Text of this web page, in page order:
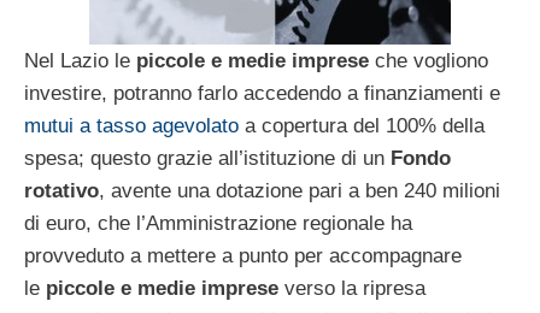
Nel Lazio le piccole e medie imprese che vogliono
investire, potranno farlo accedendo a finanziamenti e
mutui a tasso agevolato a copertura del 100% della
spesa; questo grazie all’istituzione di un Fondo
rotativo, avente una dotazione pari a ben 240 milioni
di euro, che l’Amministrazione regionale ha
provveduto a mettere a punto per accompagnare
le piccole e medie imprese verso la ripresa